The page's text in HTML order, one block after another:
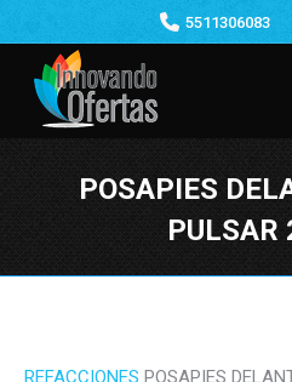
5511306083
POSAPIES
PULSAR
REFACCIONES POSAPIES